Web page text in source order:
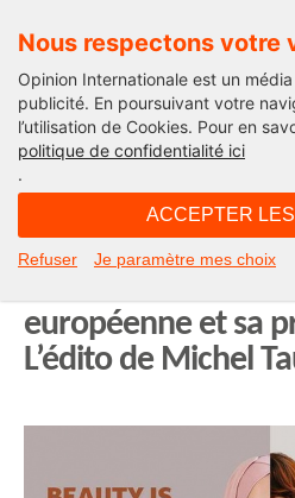
Nous respectons votre
Opinion Internationale est un
publicité. En poursuivant votre
l’utilisation de Cookies. Pour en
politique de confidentialité ici
.
ACCEPTER
Refuser Je paramètre mes choix
Edito
Quand le Conseil
européenne et sa
L’édito de Michel